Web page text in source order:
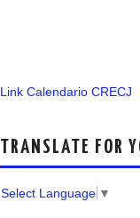
Link Calendario CRECJ
TRANSLATE FOR
Select Language ▼